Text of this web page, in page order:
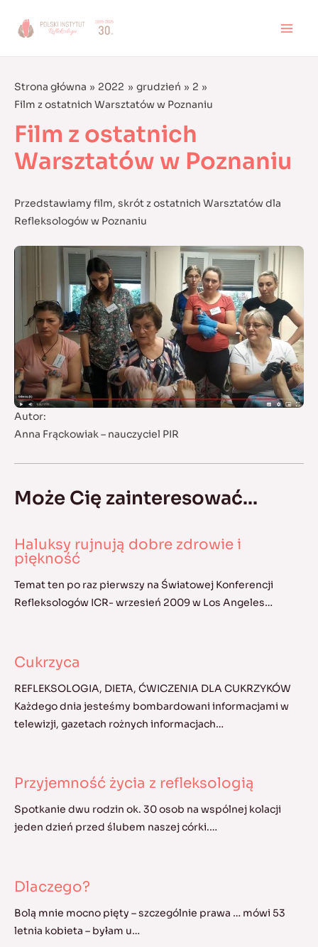
Strona główna 2022 grudzień
2
Film z ostatnich Warsztatów w Poznaniu
Film z ostatnich
Warsztatów w Poznaniu
Przedstawiamy film, skrót z ostatnich Warsztatów dla
Refleksologów w Poznaniu
Autor:
Anna Frąckowiak – nauczyciel PIR
Może Cię zainteresować...
Haluksy rujnują dobre zdrowie i
piękność
Temat ten po raz pierwszy na Światowej Konferencji
Refleksologów ICR- wrzesień 2009 w Los Angeles…
Cukrzyca
REFLEKSOLOGIA, DIETA, ĆWICZENIA DLA CUKRZYKÓW
Każdego dnia jesteśmy bombardowani informacjami w
telewizji, gazetach rożnych informacjach…
Przyjemność życia z refleksologią
Spotkanie dwu rodzin ok. 30 osob na wspólnej kolacji
jeden dzień przed ślubem naszej córki.…
Dlaczego?
Bolą mnie mocno pięty – szczególnie prawa … mówi 53
letnia kobieta – byłam u…